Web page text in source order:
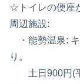
☆トイレの便座
周辺施設:
・能勢温泉: キ
り。
土日900円(平